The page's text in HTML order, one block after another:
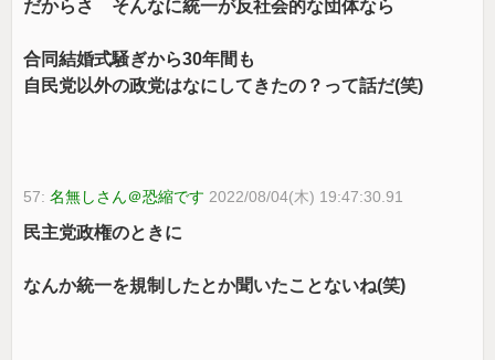
だからさ そんなに統一が反社会的な団体なら
合同結婚式騒ぎから30年間も
自民党以外の政党はなにしてきたの？って話だ(笑)
57:名無しさん＠恐縮です 2022/08/04(木) 19:47:30.91
民主党政権のときに
なんか統一を規制したとか聞いたことないね(笑)